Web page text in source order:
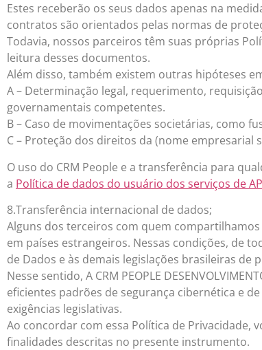
Estes receberão os seus dados apenas na
contratos são orientados pelas normas de
Todavia, nossos parceiros têm suas próprias
leitura desses documentos.
Além disso, também existem outras hipóteses
A – Determinação legal, requerimento,
governamentais competentes.
B – Caso de movimentações societárias, como
C – Proteção dos direitos da (nome
O uso do CRM People e a transferência para
a Política de dados do usuário dos serviços de
8.Transferência internacional de dados;
Alguns dos terceiros com quem
em países estrangeiros. Nessas condições, de
de Dados e às demais legislações brasileiras de
Nesse sentido, A CRM PEOPLE
eficientes padrões de segurança cibernética e
exigências legislativas.
Ao concordar com essa Política de Privacidade,
finalidades descritas no presente instrumento.